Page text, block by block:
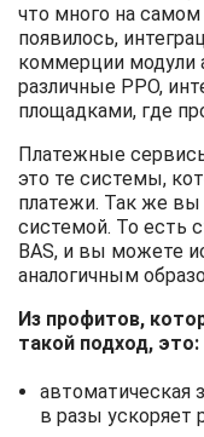
что много на
появилось,
коммерции модули
различные РРО,
площадками, где
Платежные
это те системы,
платежи. Так же
системой. То есть
BAS, и вы можете
аналогичным
Из профитов,
такой подход, это:
автоматическая
в разы ускоряет